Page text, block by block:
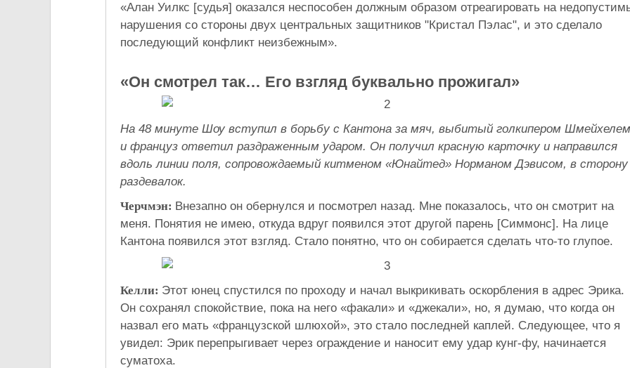
«Алан Уилкс [судья] оказался неспособен должным образом отреагировать на
нарушения со стороны двух центральных защитников "Кристал Пэлас", и это сделало
последующий конфликт неизбежным».
«Он смотрел так… Его взгляд буквально прожигал»
На 48 минуте Шоу вступил в борьбу с Кантона за мяч, выбитый голкипером
и француз ответил раздраженным ударом. Он получил красную карточку и направился
вдоль линии поля, сопровождаемый китменом «Юнайтед» Норманом Дэвисом, в сторону
раздевалок.
Черчмэн: Внезапно он обернулся и посмотрел назад. Мне показалось, что он смотрит на
меня. Понятия не имею, откуда вдруг появился этот другой парень [Симмонс]. На лице
Кантона появился этот взгляд. Стало понятно, что он собирается сделать что-то глупое.
Келли: Этот юнец спустился по проходу и начал выкрикивать оскорбления в адрес Эрика.
Он сохранял спокойствие, пока на него «факали» и «джекали», но, я думаю, что когда он
назвал его мать «французской шлюхой», это стало последней каплей. Следующее, что я
увидел: Эрик перепрыгивает через ограждение и наносит ему удар кунг-фу, начинается
суматоха.